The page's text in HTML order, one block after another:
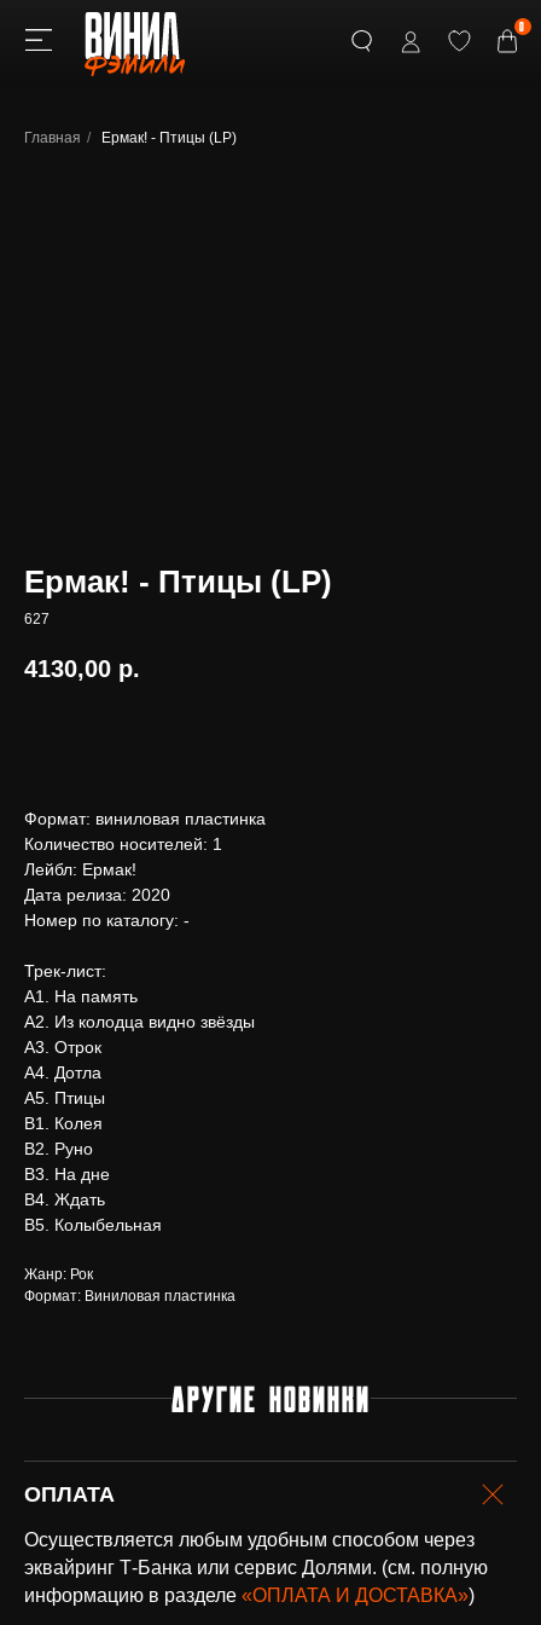
Главная / Ермак! - Птицы (LP)
Ермак! - Птицы (LP)
627
4130,00 р.
Формат: виниловая пластинка
Количество носителей: 1
Лейбл: Ермак!
Дата релиза: 2020
Номер по каталогу: -
Трек-лист:
А1. На память
А2. Из колодца видно звёзды
А3. Отрок
А4. Дотла
А5. Птицы
В1. Колея
В2. Руно
В3. На дне
В4. Ждать
В5. Колыбельная
Жанр: Рок
Формат: Виниловая пластинка
ДРУГИЕ НОВИНКИ
ОПЛАТА
Осуществляется любым удобным способом через
эквайринг Т-Банка или сервис Долями. (см. полную
информацию в разделе «ОПЛАТА И ДОСТАВКА»)
Нужна помощь?
Написать в Telegram